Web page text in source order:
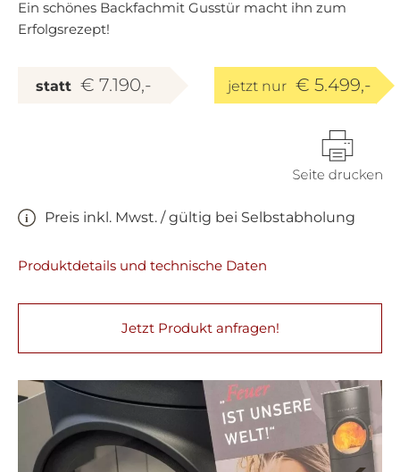
Ein schönes Backfachmit Gusstür macht ihn zum
Erfolgsrezept!
statt € 7.190,- jetzt nur € 5.499,-
Preis inkl. Mwst. / gültig bei Selbstabholung
Produktdetails und technische Daten
Jetzt Produkt anfragen!